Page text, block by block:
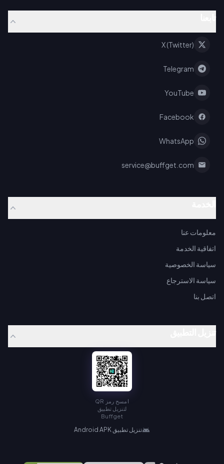
X (Twitter)
Telegram
YouTube
Facebook
WhatsApp
service@buffget.com
معلومات عنا
اتفاقية الخدمة
سياسة الخصوصية
سياسة الاسترجاع
اتصل بنا
امسح رمز QR
لتنزيل تطبيق
Buffget
تنزيل تطبيق Android APK